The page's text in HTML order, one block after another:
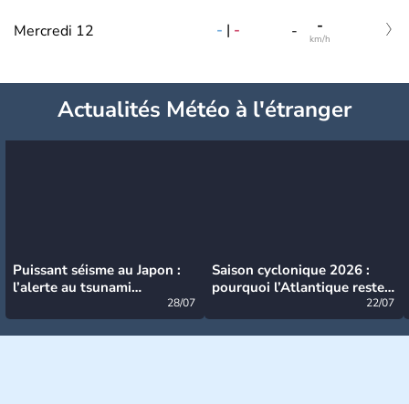
Mercredi 12 - | - - -
km/h
Actualités Météo à l'étranger
Puissant séisme au Japon :
l’alerte au tsunami
28/07
Saison cyclonique 2026 :
pourquoi l’Atlantique reste
22/07